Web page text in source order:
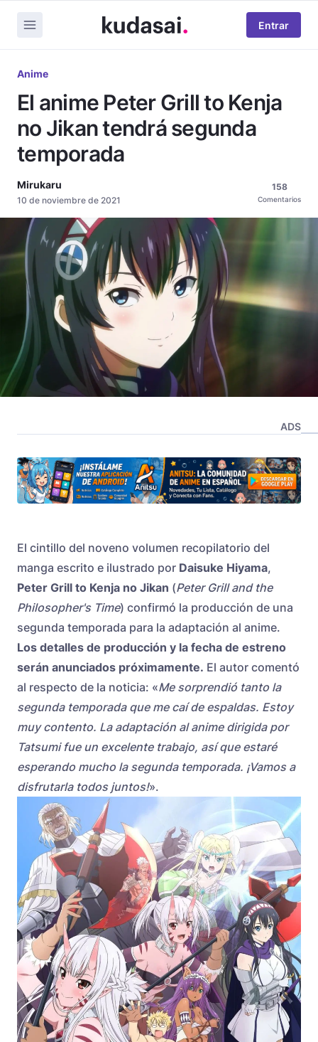
Entrar
Anime
El anime Peter Grill to Kenja
no Jikan tendrá segunda
temporada
Mirukaru
10 de noviembre de 2021
158
Comentarios
ADS
El cintillo del noveno volumen recopilatorio del
manga escrito e ilustrado por Daisuke Hiyama,
Peter Grill to Kenja no Jikan (Peter Grill and the
Philosopher's Time) confirmó la producción de una
segunda temporada para la adaptación al anime.
Los detalles de producción y la fecha de estreno
serán anunciados próximamente. El autor comentó
al respecto de la noticia: «Me sorprendió tanto la
segunda temporada que me caí de espaldas. Estoy
muy contento. La adaptación al anime dirigida por
Tatsumi fue un excelente trabajo, así que estaré
esperando mucho la segunda temporada. ¡Vamos a
disfrutarla todos juntos!».